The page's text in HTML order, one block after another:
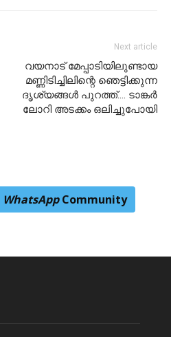
Next article
വയനാട് മേപ്പാടിയിലുണ്ടായ
മണ്ണിടിച്ചിലിന്റെ ഞെട്ടിക്കുന്ന
ദൃശ്യങ്ങള്‍ പുറത്ത്…. ടാങ്കര്‍
ലോറി അടക്കം ഒലിച്ചുപോയി
WhatsAppCommunity